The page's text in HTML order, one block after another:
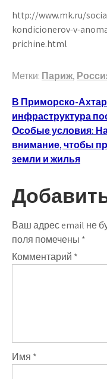
http://www.mk.ru/
kondicionerov-v-
prichine.html
Метки: Париж,
по
записям
В Приморско-
инфраструктура
Особые условия:
внимание, чтобы
земли и жилья
Ваш адрес email не
поля помечены *
Комментарий *
Имя *